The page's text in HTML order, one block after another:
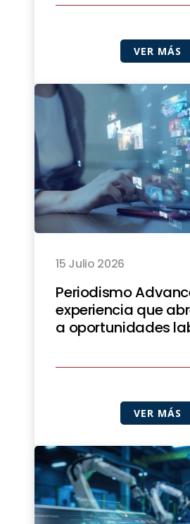
VER MÁS
15 Julio 2026
Periodismo
experiencia que
a oportunidades
VER MÁS